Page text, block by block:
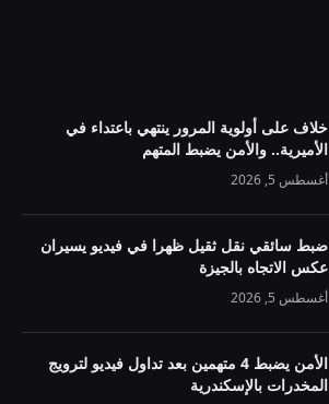
خلاف على أولوية المرور ينتهي باعتداء في
الأميرية.. والأمن يضبط المتهم
أغسطس 5, 2026
ضبط سائقي نقل ثقيل ظهرا في فيديو يسيران
عكس الاتجاه بالجيزة
أغسطس 5, 2026
الأمن يضبط 4 متهمين بعد تداول فيديو لترويج
المخدرات بالإسكندرية